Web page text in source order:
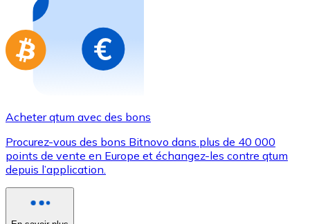
Aller à la boutique de cartes-cadeaux
Acheter qtum avec des bons
Procurez-vous des bons Bitnovo dans plus de 40 000
points de vente en Europe et échangez-les contre qtum
depuis l’application.